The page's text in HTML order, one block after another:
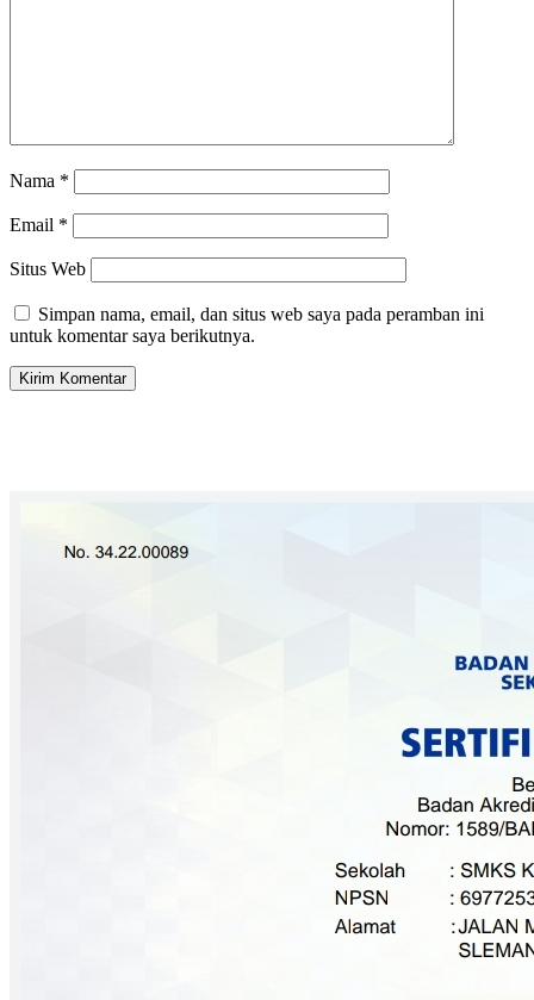
Nama *
Email *
Situs Web
Simpan nama, email, dan situs web saya pada peramban ini
untuk komentar saya berikutnya.